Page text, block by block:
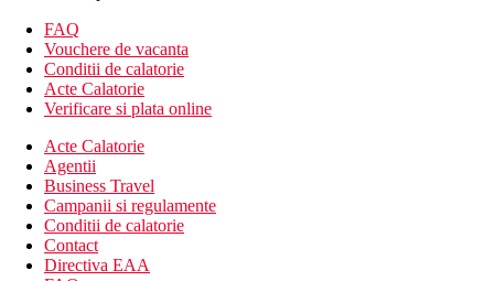
Descrierea hotelului
hol de intrare cu receptie
restaurant
piscina
bar langa piscina
centru de wellness (sauna, jacuzzi)
fitness
lift
Wi-Fi (gratuit)
Descrierea plajei
plaja cu pietris din oras, la cca 350 m de hotel
FAQ
Vouchere de vacanta
Conditii de calatorie
Acte Calatorie
Verificare si plata online
Acte Calatorie
Agentii
Business Travel
Campanii si regulamente
Conditii de calatorie
Contact
Directiva EAA